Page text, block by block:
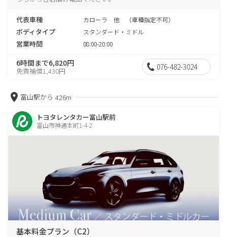
代表車種 カローラ 他 （車種指定不可）
ボディタイプ スタンダード・ミドル
営業時間 08:00-20:00
6時間まで6,820円
免責補償1,430円 076-482-3024
富山駅から 426m
トヨタレンタカー富山駅前
富山市神通本町1-4-2
基本料金プラン（C2）